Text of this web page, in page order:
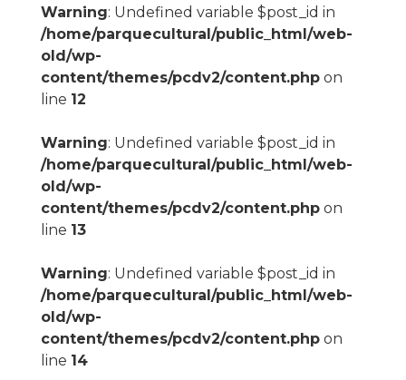
Warning: Undefined variable $post_id in
/home/parquecultural/public_html/web-
old/wp-
content/themes/pcdv2/content.phpon
line 12
Warning: Undefined variable $post_id in
/home/parquecultural/public_html/web-
old/wp-
content/themes/pcdv2/content.phpon
line 13
Warning: Undefined variable $post_id in
/home/parquecultural/public_html/web-
old/wp-
content/themes/pcdv2/content.phpon
line 14